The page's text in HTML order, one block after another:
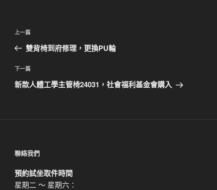
文
導
覽
上
一
文
章
上一篇
雙背椅到府修理，更換PU輪
下
一
下一篇
新款人體工學主管椅24031，社會福利基金會購入
聯絡我們
預約試坐取件時間
星期二 ～ 星期六：